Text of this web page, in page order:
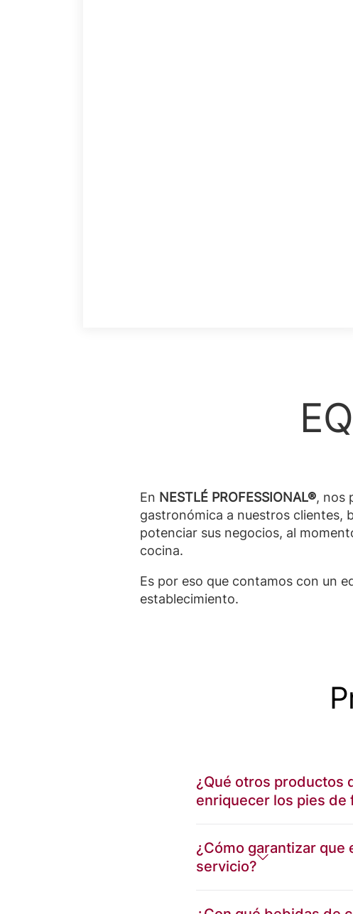
En NESTLÉ PROFESSIONAL®, nos
gastronómica a nuestros clientes,
potenciar sus negocios, al
cocina.
Es por eso que contamos con un
establecimiento.
¿Qué otros productos
enriquecer los pies de
¿Cómo garantizar que
servicio?